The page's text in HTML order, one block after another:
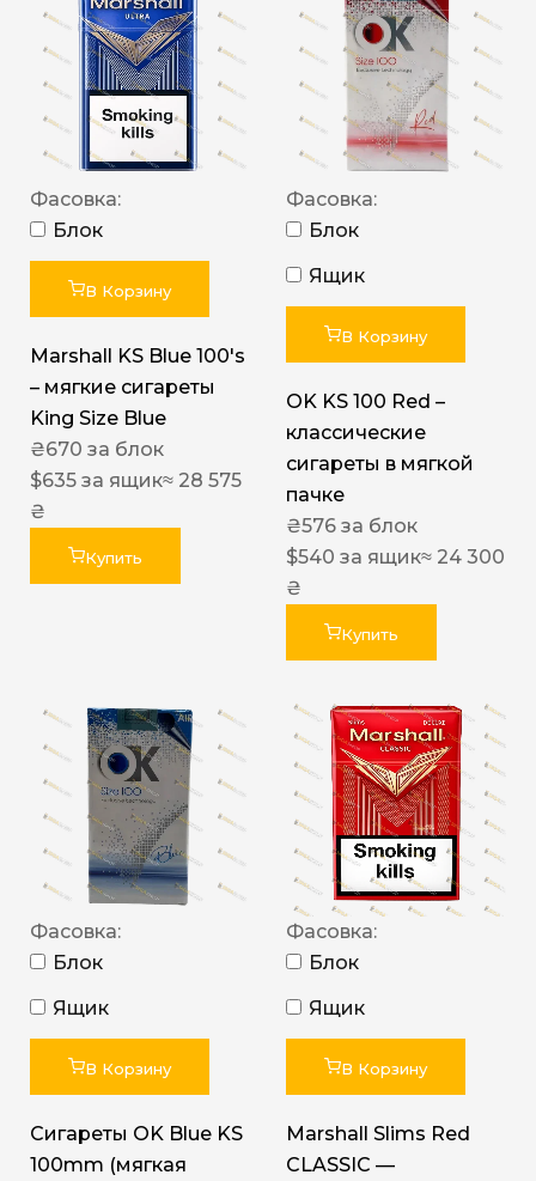
Фасовка:
Блок
В Корзину
Marshall KS Blue 100's
– мягкие сигареты
King Size Blue
₴670 за блок
$635 за ящик≈ 28 575
₴
Купить
Фасовка:
Блок
Ящик
В Корзину
OK KS 100 Red –
классические
сигареты в мягкой
пачке
₴576 за блок
$540 за ящик≈ 24 300
₴
Купить
Фасовка:
Блок
Ящик
В Корзину
Сигареты OK Blue KS
100mm (мягкая
Фасовка:
Блок
Ящик
В Корзину
Marshall Slims Red
CLASSIC —